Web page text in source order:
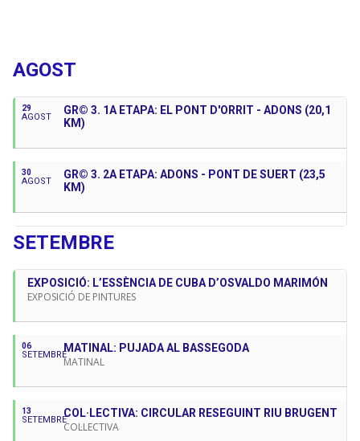
AGOST
29
AGOST
GR© 3. 1A ETAPA: EL PONT D'ORRIT - ADONS (20,1
KM)
30
AGOST
GR© 3. 2A ETAPA: ADONS - PONT DE SUERT (23,5
KM)
SETEMBRE
EXPOSICIÓ: L’ESSÈNCIA DE CUBA D’OSVALDO MARIMÓN
EXPOSICIÓ DE PINTURES
06
SETEMBRE
MATINAL: PUJADA AL BASSEGODA
MATINAL
13
SETEMBRE
COL·LECTIVA: CIRCULAR RESEGUINT RIU BRUGENT
COL·LECTIVA